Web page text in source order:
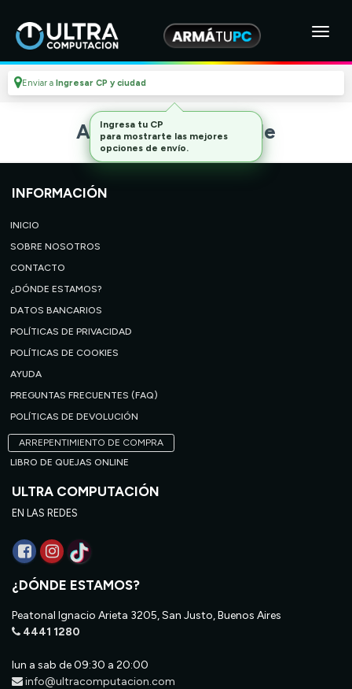
Enviar a Ingresar CP y ciudad
Artículo no disponible
INFORMACIÓN
INICIO
SOBRE NOSOTROS
CONTACTO
¿DÓNDE ESTAMOS?
DATOS BANCARIOS
POLÍTICAS DE PRIVACIDAD
POLÍTICAS DE COOKIES
AYUDA
PREGUNTAS FRECUENTES (FAQ)
POLÍTICAS DE DEVOLUCIÓN
ARREPENTIMIENTO DE COMPRA
LIBRO DE QUEJAS ONLINE
ULTRA COMPUTACIÓN
EN LAS REDES
¿DÓNDE ESTAMOS?
Peatonal Ignacio Arieta 3205, San Justo, Buenos Aires
4441 1280
lun a sab de 09:30 a 20:00
info@ultracomputacion.com
Ingresa tu CP
para mostrarte las mejores
opciones de envío.